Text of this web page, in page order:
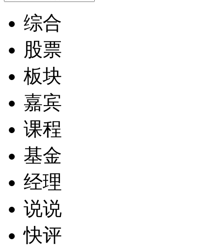
综合
股票
板块
嘉宾
课程
基金
经理
说说
快评